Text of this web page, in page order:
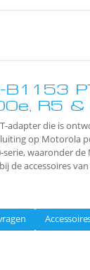
R5 &
adapter die is
op Motorola
serie, waaronder
de accessoires